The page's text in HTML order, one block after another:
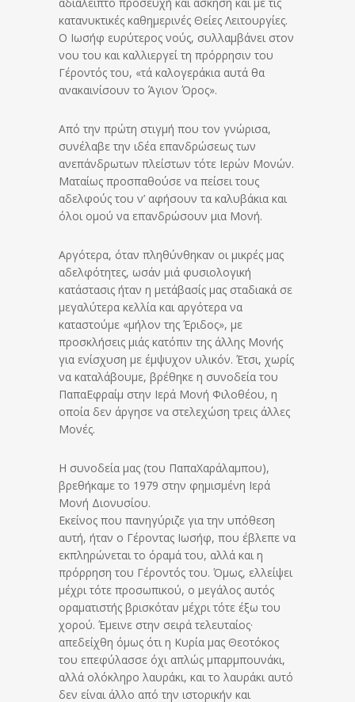
κατανυκτικές καθημερινές Θείες Λειτουργίες.
Ο Ιωσήφ ευρύτερος νούς, συλλαμβάνει στον
νου του και καλλιεργεί τη πρόρρησιν του
Γέροντός του, «τά καλογεράκια αυτά θα
ανακαινίσουν το Άγιον Όρος».
Από την πρώτη στιγμή που τον γνώρισα,
συνέλαβε την ιδέα επανδρώσεως των
ανεπάνδρωτων πλείστων τότε Ιερών Μονών.
Ματαίως προσπαθούσε να πείσει τους
αδελφούς του ν’ αφήσουν τα καλυβάκια και
όλοι ομού να επανδρώσουν μια Μονή.
Αργότερα, όταν πληθύνθηκαν οι μικρές μας
αδελφότητες, ωσάν μιά φυσιολογική
κατάστασις ήταν η μετάβασίς μας σταδιακά σε
μεγαλύτερα κελλία και αργότερα να
καταστούμε «μήλον της Έριδος», με
προσκλήσεις μιάς κατόπιν της άλλης Μονής
για ενίσχυση με έμψυχον υλικόν. Έτσι, χωρίς
να καταλάβουμε, βρέθηκε η συνοδεία του
ΠαπαΕφραίμ στην Ιερά Μονή Φιλοθέου, η
οποία δεν άργησε να στελεχώση τρεις άλλες
Μονές.
Η συνοδεία μας (του ΠαπαΧαράλαμπου),
βρεθήκαμε το 1979 στην φημισμένη Ιερά
Μονή Διονυσίου.
Εκείνος που πανηγύριζε για την υπόθεση
αυτή, ήταν ο Γέροντας Ιωσήφ, που έβλεπε να
εκπληρώνεται το όραμά του, αλλά και η
πρόρρηση του Γέροντός του. Όμως, ελλείψει
μέχρι τότε προσωπικού, ο μεγάλος αυτός
οραματιστής βρισκόταν μέχρι τότε έξω του
χορού. Έμεινε στην σειρά τελευταίος·
απεδείχθη όμως ότι η Κυρία μας Θεοτόκος
του επεφύλασσε όχι απλώς μπαρμπουνάκι,
αλλά ολόκληρο λαυράκι, και το λαυράκι αυτό
δεν είναι άλλο από την ιστορικήν και